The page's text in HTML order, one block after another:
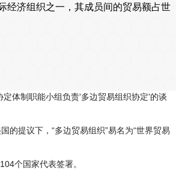
经济组织之一，其成员间的贸易额占世
体制职能小组负责'多边贸易组织协定'的谈
的提议下，“多边贸易组织”易名为“世界贸易
个国家代表签署。